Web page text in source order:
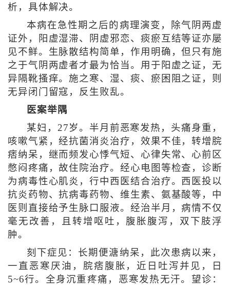
析，具体解决。
本病在急性期之后的病理演变，除气阴两虚
证外，阳虚湿滞、阴虚邪恋、痰瘀互结等证亦屡
见不鲜。生脉散结构简单，作用明确，但只有施
之于气阴两虚者才最为恰当。用于阳虚之证，无
异隔靴搔痒。施之寒、湿、痰、瘀困阻之证，则
无异闭门留寇，反生败乱。
医案举隅
某妇，27岁。半月前恶寒发热，头痛身重，
咳嗽气紧，经抗菌消炎治疗，效果不佳，转增脘
痞纳呆，继而频发心悸气短、心律失常、心前区
憋闷疼痛，故住院治疗。经心电图等检查，诊断
为病毒性心肌炎，行中西医结合治疗。西医投以
抗炎药物、抗病毒药物、维生素、氨基酸等，中
医则直接给予生脉口服液。经治半月，病情不仅
毫无改善，且转增呕吐，腹胀腹泻，双下肢浮
肿。
刻下症见：长期便溏纳呆，此次患病以来，
一直恶寒厌油，脘痞腹胀，近日吐泻并见，日
5~6行。全身沉重疼痛，恶寒发热无汗。望诊：